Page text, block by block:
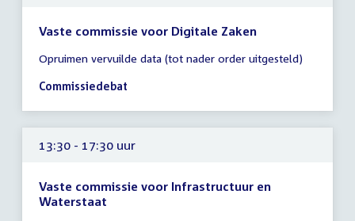
Vaste commissie voor Digitale Zaken
vergadering
13:30
16:30
uur
Opruimen vervuilde data (tot nader order uitgesteld)
Commissiedebat
13:30 - 17:30 uur
Vaste commissie voor Infrastructuur en
Waterstaat